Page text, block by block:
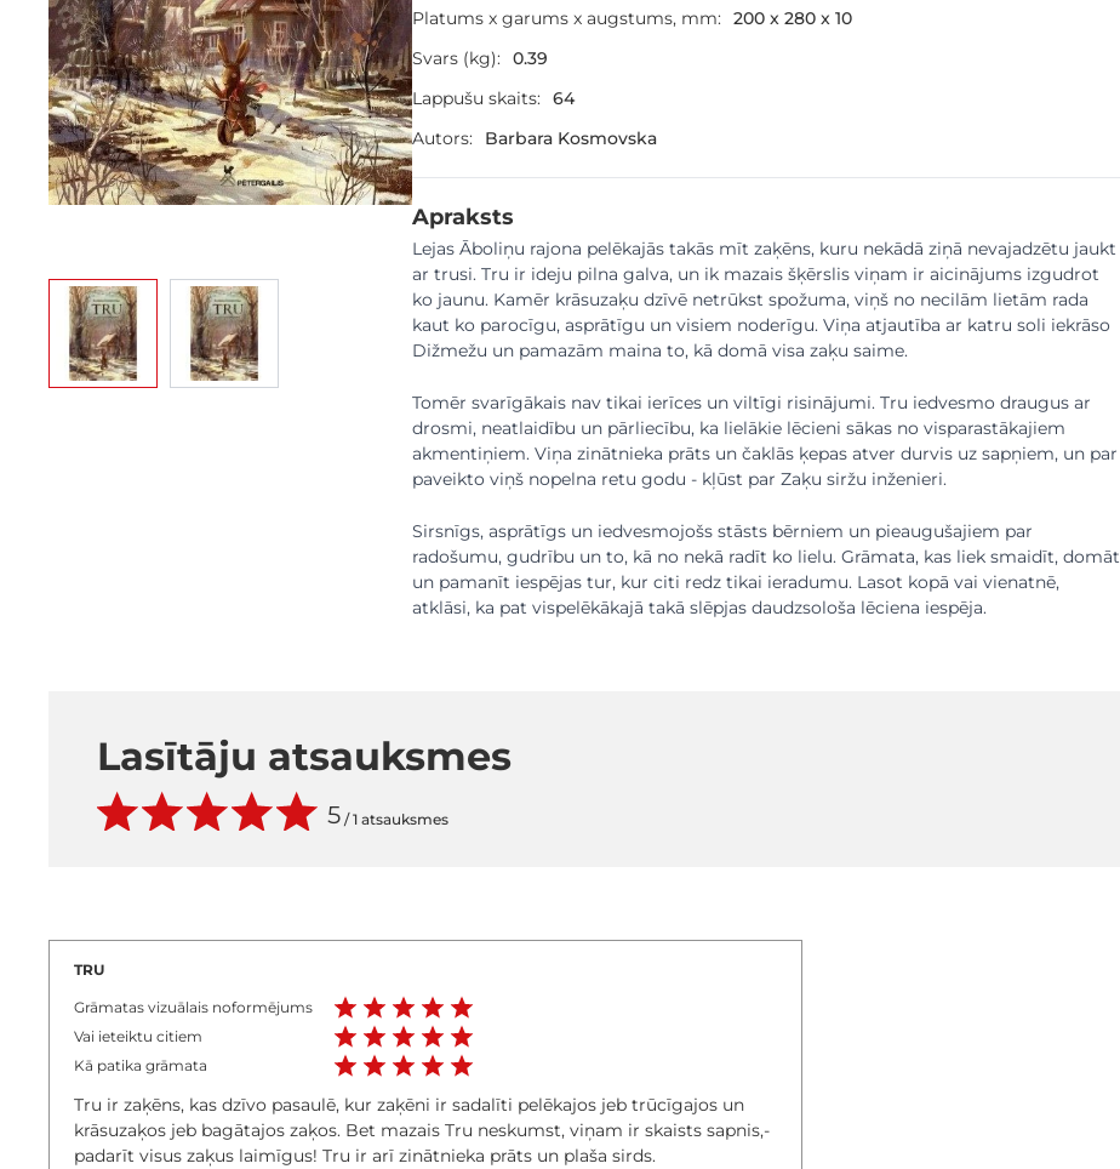
View larger imageView larger image
Platums x garums x augstums, mm:
200 x 280 x 10
Svars (kg):
0.39
Lappušu skaits:
64
Autors:
Barbara Kosmovska
Apraksts
Lejas Āboliņu rajona pelēkajās takās mīt zaķēns, kuru nekādā ziņā nevajadzētu jaukt
ar trusi. Tru ir ideju pilna galva, un ik mazais šķērslis viņam ir aicinājums izgudrot
ko jaunu. Kamēr krāsuzaķu dzīvē netrūkst spožuma, viņš no necilām lietām rada
kaut ko parocīgu, asprātīgu un visiem noderīgu. Viņa atjautība ar katru soli iekrāso
Dižmežu un pamazām maina to, kā domā visa zaķu saime.
Tomēr svarīgākais nav tikai ierīces un viltīgi risinājumi. Tru iedvesmo draugus ar
drosmi, neatlaidību un pārliecību, ka lielākie lēcieni sākas no visparastākajiem
akmentiņiem. Viņa zinātnieka prāts un čaklās ķepas atver durvis uz sapņiem, un par
paveikto viņš nopelna retu godu - kļūst par Zaķu siržu inženieri.
Sirsnīgs, asprātīgs un iedvesmojošs stāsts bērniem un pieaugušajiem par
radošumu, gudrību un to, kā no nekā radīt ko lielu. Grāmata, kas liek smaidīt, domāt
un pamanīt iespējas tur, kur citi redz tikai ieradumu. Lasot kopā vai vienatnē,
atklāsi, ka pat vispelēkākajā takā slēpjas daudzsološa lēciena iespēja.
Lasītāju atsauksmes
5 /1 atsauksmes
TRU
Grāmatas vizuālais noformējums
Vai ieteiktu citiem
Kā patika grāmata
Tru ir zaķēns, kas dzīvo pasaulē, kur zaķēni ir sadalīti pelēkajos jeb trūcīgajos un
krāsuzaķos jeb bagātajos zaķos. Bet mazais Tru neskumst, viņam ir skaists sapnis,-
padarīt visus zaķus laimīgus! Tru ir arī zinātnieka prāts un plaša sirds.